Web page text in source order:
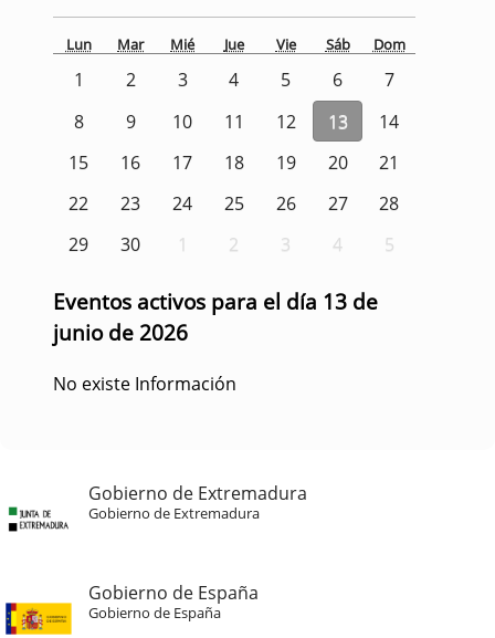
Lun Mar Mié Jue Vie Sáb Dom
1 2 3 4 5 6
7
8
9 10 11 12 13
14
15
16 17 18 19 20
21
22
23 24 25 26 27
28
29
30 1 2 3 4 5
Eventos activos para el día 13 de
junio de 2026
No existe Información
Gobierno de Extremadura
Gobierno de Extremadura
Gobierno de España
Gobierno de España